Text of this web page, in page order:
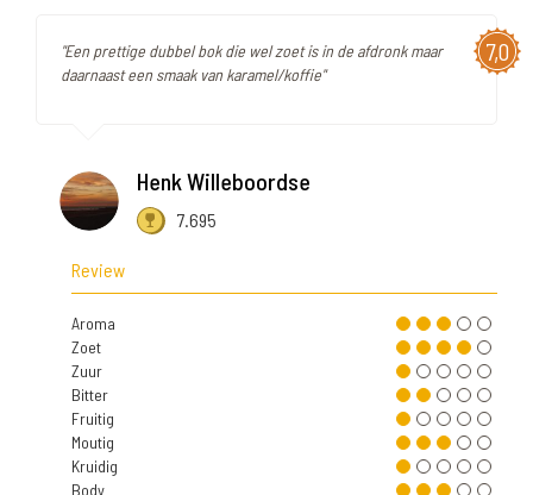
7,0
"Een prettige dubbel bok die wel zoet is in de afdronk maar
daarnaast een smaak van karamel/koffie"
Henk Willeboordse
7.695
Review
Aroma
Zoet
Zuur
Bitter
Fruitig
Moutig
Kruidig
Body